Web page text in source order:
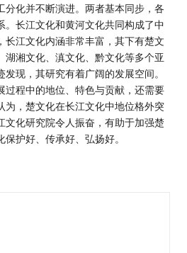
分化并不断演进。两者基本同步，各
。长江文化和黄河文化共同构成了中
长江文化内涵非常丰富，其下有楚文
湖湘文化、滇文化、黔文化等多个亚
现，其研究有着广阔的发展空间。
过程中的地位、特色与贡献，还需要
为，楚文化在长江文化中地位格外突
文化研究院令人振奋，有助于加强楚
护好、传承好、弘扬好。